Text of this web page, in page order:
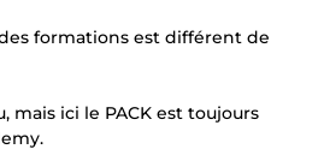
formations est différent de
mais ici le PACK est toujours